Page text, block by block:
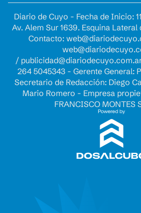
Diario de Cuyo - Fecha de Inicio:
Av. Alem Sur 1639. Esquina
Contacto:
/
264 5045343 - Gerente General:
Secretario de Redacción: Diego
Mario Romero - Empresa
FRANCISCO MONTES